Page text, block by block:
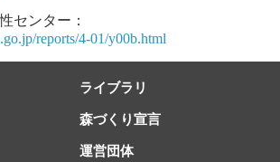
センター：
reports/4-01/y00b.html
ライブラリ
森づくり宣言
運営団体